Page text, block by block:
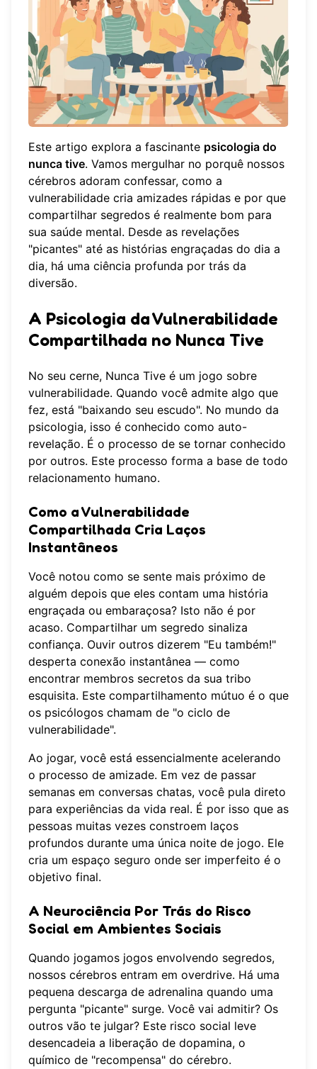
Este artigo explora a fascinante psicologia do
nunca tive. Vamos mergulhar no porquê nossos
cérebros adoram confessar, como a
vulnerabilidade cria amizades rápidas e por que
compartilhar segredos é realmente bom para
sua saúde mental. Desde as revelações
"picantes" até as histórias engraçadas do dia a
dia, há uma ciência profunda por trás da
diversão.
A Psicologia da Vulnerabilidade
Compartilhada no Nunca Tive
No seu cerne, Nunca Tive é um jogo sobre
vulnerabilidade. Quando você admite algo que
fez, está "baixando seu escudo". No mundo da
psicologia, isso é conhecido como auto-
revelação. É o processo de se tornar conhecido
por outros. Este processo forma a base de todo
relacionamento humano.
Como a Vulnerabilidade
Compartilhada Cria Laços
Instantâneos
Você notou como se sente mais próximo de
alguém depois que eles contam uma história
engraçada ou embaraçosa? Isto não é por
acaso. Compartilhar um segredo sinaliza
confiança. Ouvir outros dizerem "Eu também!"
desperta conexão instantânea — como
encontrar membros secretos da sua tribo
esquisita. Este compartilhamento mútuo é o que
os psicólogos chamam de "o ciclo de
vulnerabilidade".
Ao jogar, você está essencialmente acelerando
o processo de amizade. Em vez de passar
semanas em conversas chatas, você pula direto
para experiências da vida real. É por isso que as
pessoas muitas vezes constroem laços
profundos durante uma única noite de jogo. Ele
cria um espaço seguro onde ser imperfeito é o
objetivo final.
A Neurociência Por Trás do Risco
Social em Ambientes Sociais
Quando jogamos jogos envolvendo segredos,
nossos cérebros entram em overdrive. Há uma
pequena descarga de adrenalina quando uma
pergunta "picante" surge. Você vai admitir? Os
outros vão te julgar? Este risco social leve
desencadeia a liberação de dopamina, o
químico de "recompensa" do cérebro.